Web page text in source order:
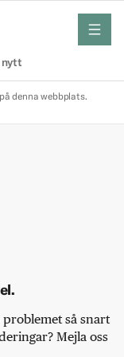
nytt
meny
denna webbplats.
så snart
Mejla oss